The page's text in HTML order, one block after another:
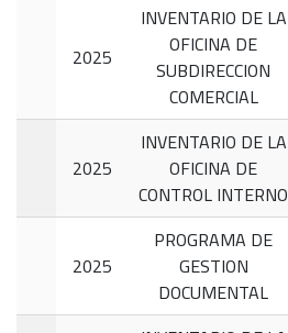
2025
INVENTARIO DE LA
OFICINA DE
SUBDIRECCION
COMERCIAL
2025
INVENTARIO DE LA
OFICINA DE
CONTROL INTERNO
2025
PROGRAMA DE
GESTION
DOCUMENTAL